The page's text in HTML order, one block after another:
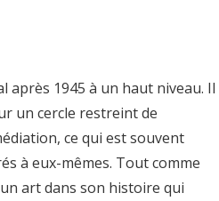
1945 à un haut niveau. Il
un cercle restreint de
ce qui est souvent
à eux-mêmes. Tout comme
art dans son histoire qui